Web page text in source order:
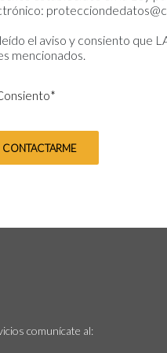
el aviso y consiento que
mencionados.
*
comunícate al: